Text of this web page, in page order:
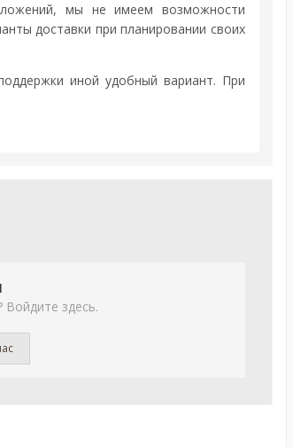
мы не имеем возможности
доставки при планировании своих
иной удобный вариант. При
Войдите здесь.